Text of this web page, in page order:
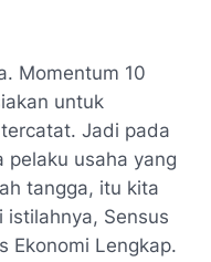
Momentum 10
untuk
Jadi pada
pelaku usaha yang
tangga, itu kita
istilahnya, Sensus
Ekonomi Lengkap.